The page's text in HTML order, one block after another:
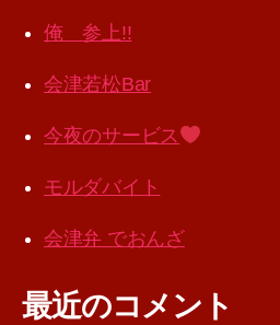
俺 参上!!
会津若松Bar
今夜のサービス
モルダバイト
会津弁 でおんざ
最近のコメント